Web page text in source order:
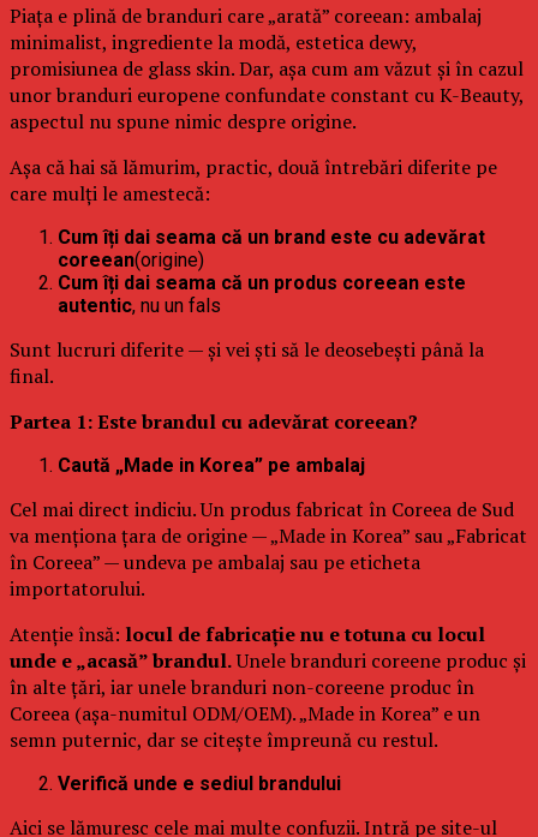
Piața e plină de branduri care „arată” coreean: ambalaj
minimalist, ingrediente la modă, estetica dewy,
promisiunea de glass skin. Dar, așa cum am văzut și în cazul
unor branduri europene confundate constant cu K-Beauty,
aspectul nu spune nimic despre origine.
Așa că hai să lămurim, practic, două întrebări diferite pe
care mulți le amestecă:
Cum îți dai seama că un brand este cu adevărat
coreean(origine)
Cum îți dai seama că un produs coreean este
autentic, nu un fals
Sunt lucruri diferite — și vei ști să le deosebești până la
final.
Partea 1: Este brandul cu adevărat coreean?
Caută „Made in Korea” pe ambalaj
Cel mai direct indiciu. Un produs fabricat în Coreea de Sud
va menționa țara de origine — „Made in Korea” sau „Fabricat
în Coreea” — undeva pe ambalaj sau pe eticheta
importatorului.
Atenție însă: locul de fabricație nu e totuna cu locul
unde e „acasă” brandul.Unele branduri coreene produc și
în alte țări, iar unele branduri non-coreene produc în
Coreea (așa-numitul ODM/OEM). „Made in Korea” e un
semn puternic, dar se citește împreună cu restul.
Verifică unde e sediul brandului
Aici se lămuresc cele mai multe confuzii. Intră pe site-ul